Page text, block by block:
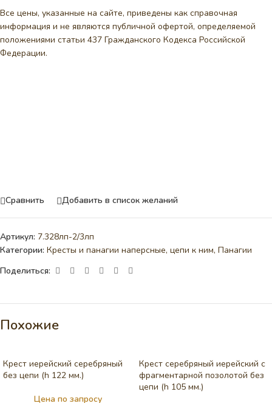
Все цены, указанные на сайте, приведены как справочная
информация и не являются публичной офертой, определяемой
положениями статьи 437 Гражданского Кодекса Российской
Федерации.
Сравнить Добавить в список желаний
Артикул: 7.328лп-2/3лп
Категории: Кресты и панагии наперсные, цепи к ним, Панагии
Поделиться:
Похожие
Крест иерейский серебряный
без цепи (h 122 мм.)
Цена по запросу
Крест серебряный иерейский с
фрагментарной позолотой без
цепи (h 105 мм.)